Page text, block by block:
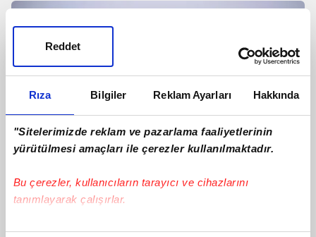
Rıza Bilgiler Reklam Ayarları Hakkında
"Sitelerimizde reklam ve pazarlama faaliyetlerinin
yürütülmesi amaçları ile çerezler kullanılmaktadır.
Bu çerezler, kullanıcıların tarayıcı ve cihazlarını
tanımlayarak çalışırlar.
Bu çerezlere izin vermeniz halinde sizlere özel
Reddet